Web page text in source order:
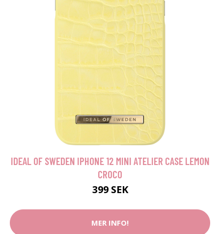
IDEAL OF SWEDEN IPHONE 12 MINI ATELIER CASE LEMON
CROCO
399 SEK
MER INFO!